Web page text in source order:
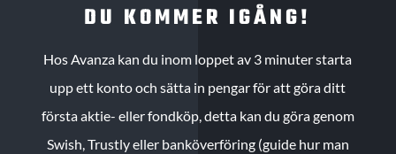
DU KOMMER IGÅNG!
Hos Avanza kan du inom loppet av 3 minuter starta
upp ett konto och sätta in pengar för att göra ditt
första aktie- eller fondköp, detta kan du göra genom
Swish, Trustly eller banköverföring (guide hur man